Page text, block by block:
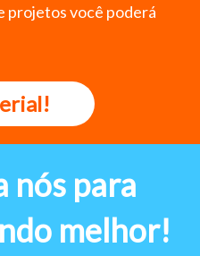
projetos você poderá
nós para
melhor!